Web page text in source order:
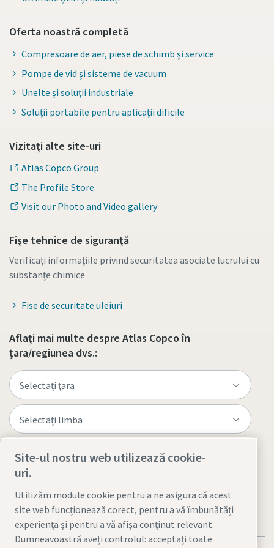
Oferta noastră completă
Compresoare de aer, piese de schimb şi service
Pompe de vid şi sisteme de vacuum
Unelte şi soluţii industriale
Soluţii portabile pentru aplicaţii dificile
Vizitați alte site-uri
Atlas Copco Group
The Profile Store
Visit our Photo and Video gallery
Fişe tehnice de siguranţă
Verificaţi informaţiile privind securitatea asociate lucrului cu
substanţe chimice
Fise de securitate uleiuri
Aflaţi mai multe despre Atlas Copco în
ţara/regiunea dvs.:
Vizitaţi site-ul
Site-ul nostru web utilizează cookie-
uri.
Utilizăm module cookie pentru a ne asigura că acest
site web funcționează corect, pentru a vă îmbunătăți
experiența și pentru a vă afișa conținut relevant.
Dumneavoastră aveți controlul: acceptați toate